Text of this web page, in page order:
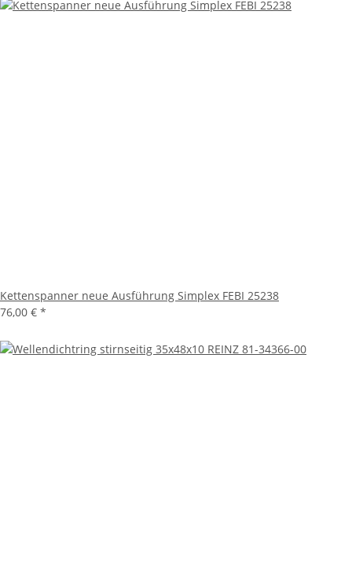
Kettenspanner neue Ausführung Simplex FEBI 25238
76,00 € *